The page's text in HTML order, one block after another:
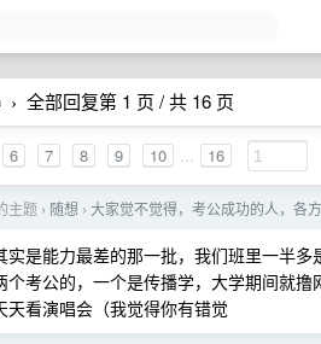
› 全部回复第 1 页 / 共 16 页
6 7 8 9 10 ... 16
主题 › 随想 › 大家觉不觉得，考公成功的人，各
实是能力最差的那一批，我们班里一半
考公的，一个是传播学，大学期间就
看演唱会（我觉得你有错觉